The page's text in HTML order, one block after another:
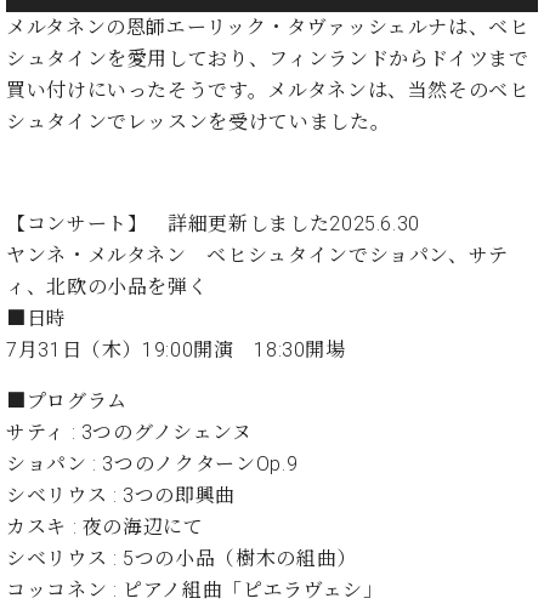
ン
プ
ロ
フ
ョ
ナ
W.
ン
ト
ラ
デ
ィ
シ
合
わ
せ
八
王
子
術
業
セ
タ
ー
ス
タ
メルタネンの恩師エーリック・タヴァッシェルナは、ベヒ
シュタインを愛用しており、フィンランドからドイツまで
買い付けにいったそうです。メルタネンは、当然そのベヒ
シュタインでレッスンを受けていました。
【コンサート】 詳細更新しました2025.6.30
ヤンネ・メルタネン ベヒシュタインでショパン、サテ
ィ、北欧の小品を弾く
■日時
7月31日（木）19:00開演 18:30開場
■プログラム
サティ : 3つのグノシェンヌ
ショパン : 3つのノクターンOp.9
シベリウス : 3つの即興曲
カスキ : 夜の海辺にて
シベリウス : 5つの小品（樹木の組曲）
コッコネン : ピアノ組曲「ピエラヴェシ」